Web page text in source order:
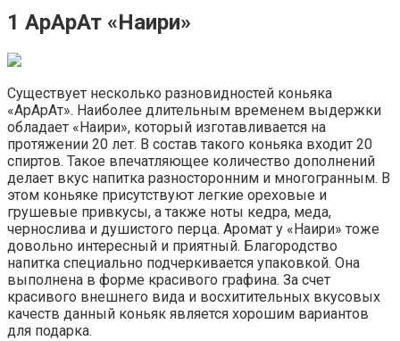
1 АрАрАт «Наири»
Существует несколько разновидностей коньяка
«АрАрАт». Наиболее длительным временем выдержки
обладает «Наири», который изготавливается на
протяжении 20 лет. В состав такого коньяка входит 20
спиртов. Такое впечатляющее количество дополнений
делает вкус напитка разносторонним и многогранным. В
этом коньяке присутствуют легкие ореховые и
грушевые привкусы, а также ноты кедра, меда,
чернослива и душистого перца. Аромат у «Наири» тоже
довольно интересный и приятный. Благородство
напитка специально подчеркивается упаковкой. Она
выполнена в форме красивого графина. За счет
красивого внешнего вида и восхитительных вкусовых
качеств данный коньяк является хорошим вариантов
для подарка.